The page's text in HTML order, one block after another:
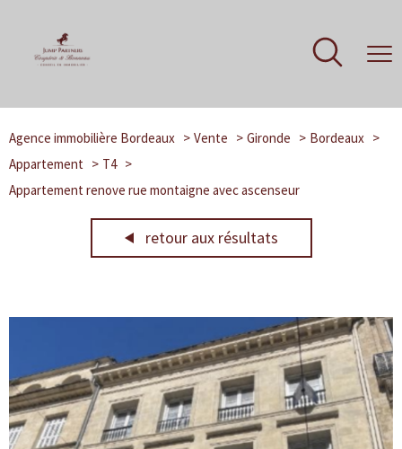
Agence immobilière Bordeaux Vente Gironde
Bordeaux
Appartement
T4
Appartement renove rue montaigne avec ascenseur
retour aux résultats